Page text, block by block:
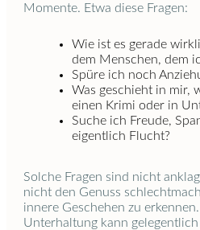
Momente. Etwa diese Fragen:
Wie ist es gerade
dem Menschen, dem
Spüre ich noch
Was geschieht in mir,
einen Krimi oder in
Suche ich Freude,
eigentlich Flucht?
Solche Fragen sind nicht
nicht den Genuss
innere Geschehen zu
Unterhaltung kann